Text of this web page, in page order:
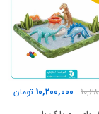
10,200,000 تومان